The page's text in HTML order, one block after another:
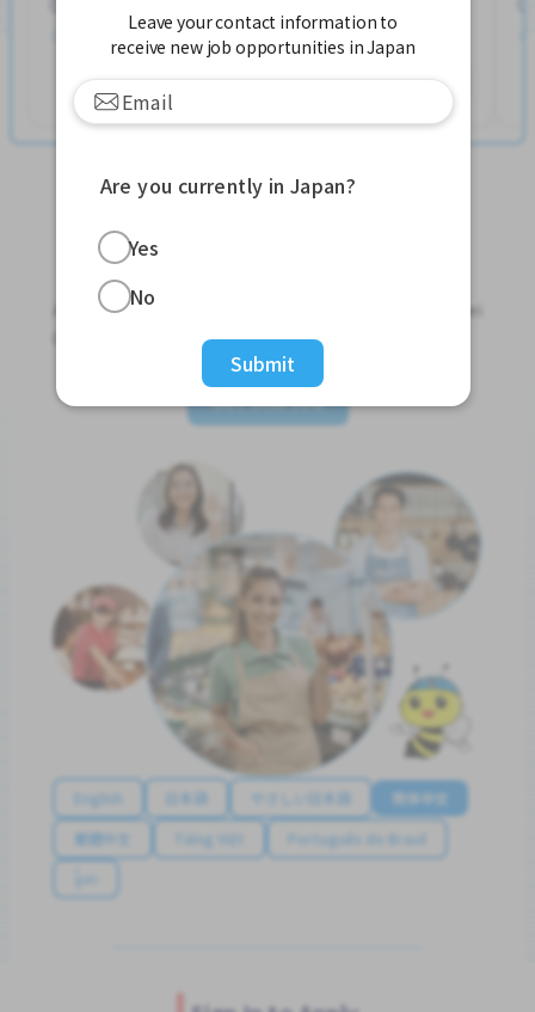
查看更多
Jobs For Foreigners In Japan
Apply for Part-Time Jobs, Full-Time Jobs and Tokutei
Get Started
English 日本語 やさしい日本語
简体中文
繁體中文
Tiếng Việt
Português do Brasil
န်မာ
Leave your contact information to
receive new job opportunities in Japan
Are you currently in Japan?
Yes
No
Submit